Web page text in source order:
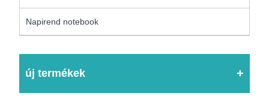
Napirend notebook
új termékek